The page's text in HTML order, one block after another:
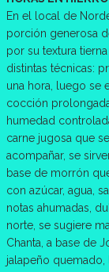
En el local de
porción generosa
por su textura
distintas técnicas:
una hora, luego se
cocción
humedad
carne jugosa que
acompañar, se
base de morrón
con azúcar, agua,
notas ahumadas,
norte, se sugiere
Chanta, a base de
jalapeño quemado,